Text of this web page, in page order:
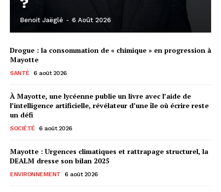
Benoit Jaëglé - 6 Août 2026
Drogue : la consommation de « chimique » en progression à
Mayotte
SANTÉ 6 août 2026
À Mayotte, une lycéenne publie un livre avec l’aide de
l’intelligence artificielle, révélateur d’une île où écrire reste
un défi
SOCIÉTÉ 6 août 2026
Mayotte : Urgences climatiques et rattrapage structurel, la
DEALM dresse son bilan 2025
ENVIRONNEMENT 6 août 2026